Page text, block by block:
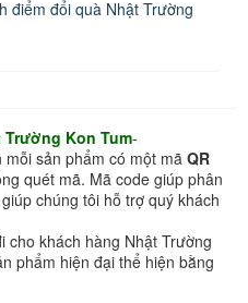
điểm đổi quà Nhật Trường
Trường Kon Tum-
sản phẩm có một mã QR
quét mã. Mã code giúp phân
chúng tôi hỗ trợ quý khách
cho khách hàng Nhật Trường
phẩm hiện đại thể hiện bằng